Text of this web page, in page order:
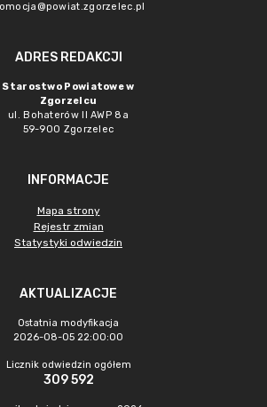
ADRES REDAKCJI
Starostwo Powiatowe w
Zgorzelcu
ul. Bohaterów II AWP 8a
59-900 Zgorzelec
INFORMACJE
Mapa strony
Rejestr zmian
Statystyki odwiedzin
AKTUALIZACJE
Ostatnia modyfikacja
2026-08-05 22:00:00
Licznik odwiedzin ogółem
309 592